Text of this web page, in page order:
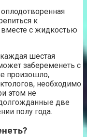
к
с жидкостью
шестая
забеременеть с
произошло,
необходимо
этом не
две
полу года.